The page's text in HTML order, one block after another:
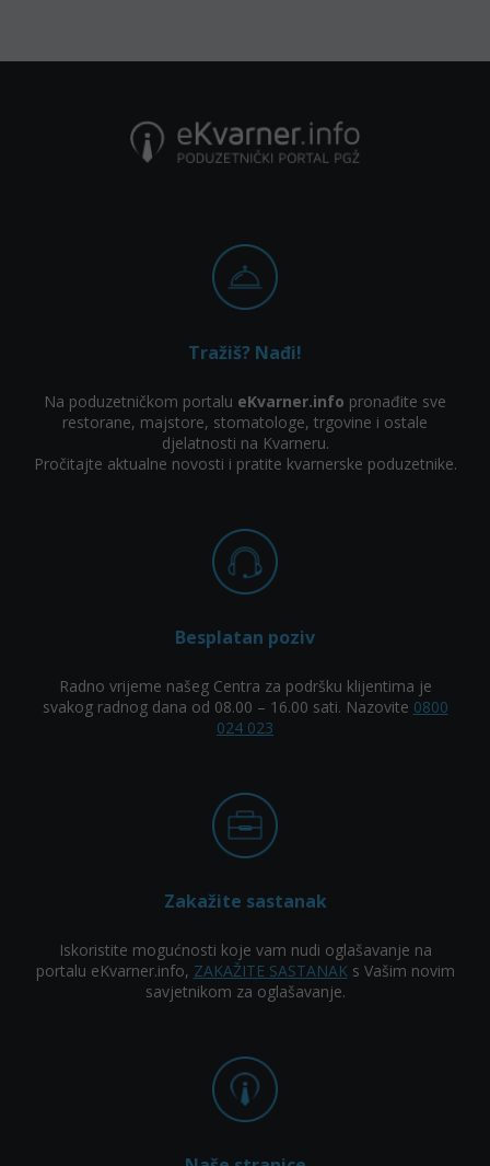
Tražiš? Nađi!
Na poduzetničkom portalu eKvarner.info pronađite sve
restorane, majstore, stomatologe, trgovine i ostale
djelatnosti na Kvarneru.
Pročitajte aktualne novosti i pratite kvarnerske poduzetnike.
Besplatan poziv
Radno vrijeme našeg Centra za podršku klijentima je
svakog radnog dana od 08.00 – 16.00 sati. Nazovite 0800
024 023
Zakažite sastanak
Iskoristite mogućnosti koje vam nudi oglašavanje na
portalu eKvarner.info, ZAKAŽITE SASTANAKs Vašim novim
savjetnikom za oglašavanje.